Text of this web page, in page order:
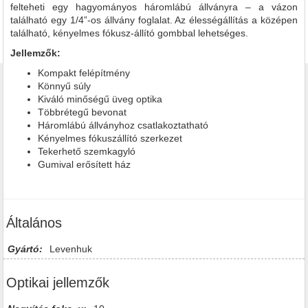
felteheti egy hagyományos háromlábú állványra – a vázon
található egy 1/4”-os állvány foglalat. Az élességállítás a középen
található, kényelmes fókusz-állító gombbal lehetséges.
Jellemzők:
Kompakt felépítmény
Könnyű súly
Kiváló minőségű üveg optika
Többrétegű bevonat
Háromlábú állványhoz csatlakoztatható
Kényelmes fókuszállító szerkezet
Tekerhető szemkagyló
Gumival erősített ház
Általános
Gyártó: Levenhuk
Optikai jellemzők